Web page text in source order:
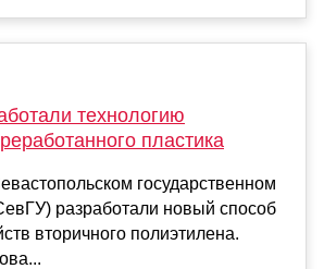
технологию
пластика
государственном
разработали новый способ
вторичного полиэтилена.